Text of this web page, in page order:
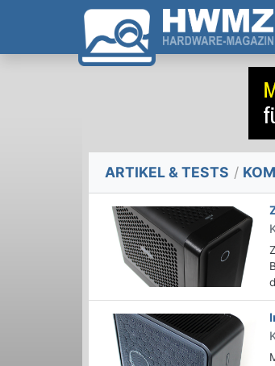
ARTIKEL & TESTS /